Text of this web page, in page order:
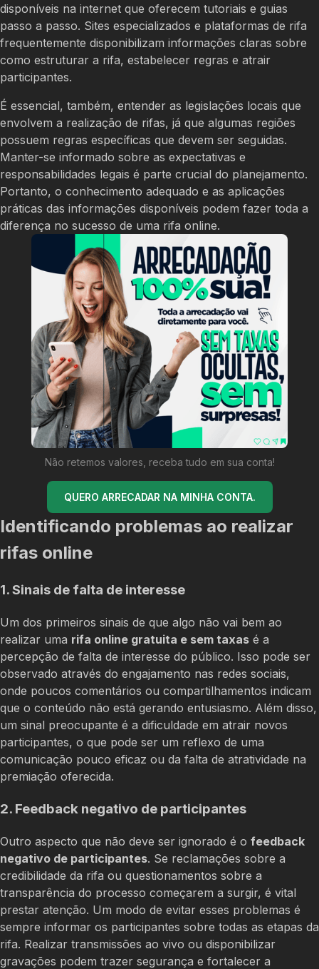
disponíveis na internet que oferecem tutoriais e guias
passo a passo. Sites especializados e plataformas de rifa
frequentemente disponibilizam informações claras sobre
como estruturar a rifa, estabelecer regras e atrair
participantes.
É essencial, também, entender as legislações locais que
envolvem a realização de rifas, já que algumas regiões
possuem regras específicas que devem ser seguidas.
Manter-se informado sobre as expectativas e
responsabilidades legais é parte crucial do planejamento.
Portanto, o conhecimento adequado e as aplicações
práticas das informações disponíveis podem fazer toda a
diferença no sucesso de uma rifa online.
Não retemos valores, receba tudo em sua conta!
QUERO ARRECADAR NA MINHA CONTA.
Identificando problemas ao realizar
rifas online
1. Sinais de falta de interesse
Um dos primeiros sinais de que algo não vai bem ao
realizar uma rifa online gratuita e sem taxas é a
percepção de falta de interesse do público. Isso pode ser
observado através do engajamento nas redes sociais,
onde poucos comentários ou compartilhamentos indicam
que o conteúdo não está gerando entusiasmo. Além disso,
um sinal preocupante é a dificuldade em atrair novos
participantes, o que pode ser um reflexo de uma
comunicação pouco eficaz ou da falta de atratividade na
premiação oferecida.
2. Feedback negativo de participantes
Outro aspecto que não deve ser ignorado é o feedback
negativo de participantes. Se reclamações sobre a
credibilidade da rifa ou questionamentos sobre a
transparência do processo começarem a surgir, é vital
prestar atenção. Um modo de evitar esses problemas é
sempre informar os participantes sobre todas as etapas da
rifa. Realizar transmissões ao vivo ou disponibilizar
gravações podem trazer segurança e fortalecer a